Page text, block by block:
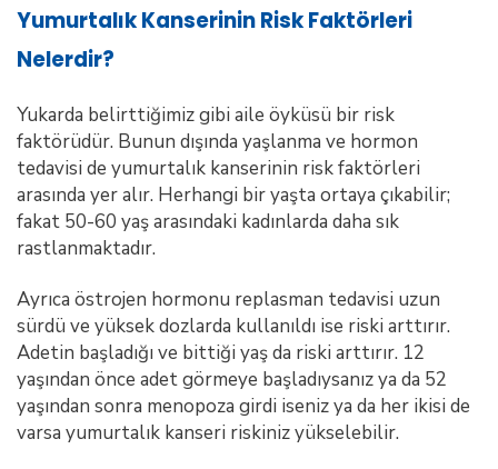
Yumurtalık Kanserinin Risk Faktörleri
Nelerdir?
Yukarda belirttiğimiz gibi aile öyküsü bir risk
faktörüdür. Bunun dışında yaşlanma ve hormon
tedavisi de yumurtalık kanserinin risk faktörleri
arasında yer alır. Herhangi bir yaşta ortaya çıkabilir;
fakat 50-60 yaş arasındaki kadınlarda daha sık
rastlanmaktadır.
Ayrıca östrojen hormonu replasman tedavisi uzun
sürdü ve yüksek dozlarda kullanıldı ise riski arttırır.
Adetin başladığı ve bittiği yaş da riski arttırır. 12
yaşından önce adet görmeye başladıysanız ya da 52
yaşından sonra menopoza girdi iseniz ya da her ikisi de
varsa yumurtalık kanseri riskiniz yükselebilir.